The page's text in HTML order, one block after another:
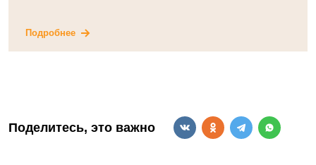
Подробнее
Поделитесь, это важно